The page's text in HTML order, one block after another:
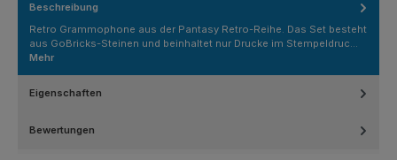
Beschreibung
Retro Grammophone aus der Pantasy Retro-Reihe. Das Set besteht
aus GoBricks-Steinen und beinhaltet nur Drucke im Stempeldruc…
Mehr
Eigenschaften
Bewertungen